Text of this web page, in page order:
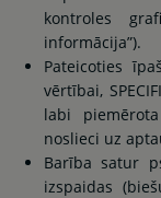
kontroles
informācija”).
Pateicoties
vērtībai,
labi
noslieci uz
Barība satur
izspaidas